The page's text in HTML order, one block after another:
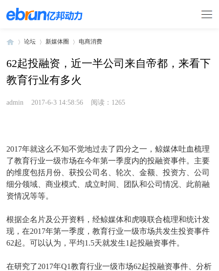
»
论坛
›
新媒体圈
›
电商消费
62起投融资，近一半公司来自帝都，来看下
教育行业有多火
admin 2017-6-3 14:58:56 阅读：1265
2017年就这么不知不觉地过去了四分之一，鲸媒体吐血梳理
了教育行业一级市场在今年第一季度内的投融资事件。主要
的维度包括月份、获投公司名、轮次、金额、投资方、公司
细分领域、商业模式、成立时间、团队和公司情况、此前融
资情况等等。
根据企名片及公开资料，经鲸媒体和虎嗅联合梳理和统计发
现，在2017年第一季度，教育行业一级市场共发生投资事件
62起。可以认为，平均1.5天就发生1起投融资事件。
在研究了2017年Q1教育行业一级市场62起投融资事件、分析